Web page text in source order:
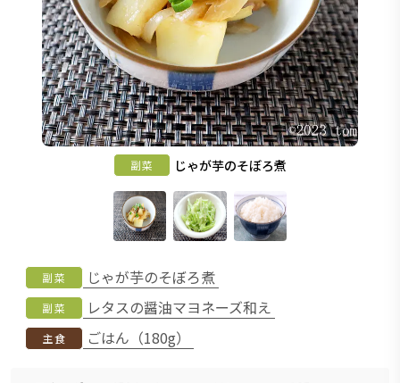
副菜 じゃが芋のそぼろ煮
副菜 じゃが芋のそぼろ煮
副菜 レタスの醤油マヨネーズ和え
主食 ごはん（180g）